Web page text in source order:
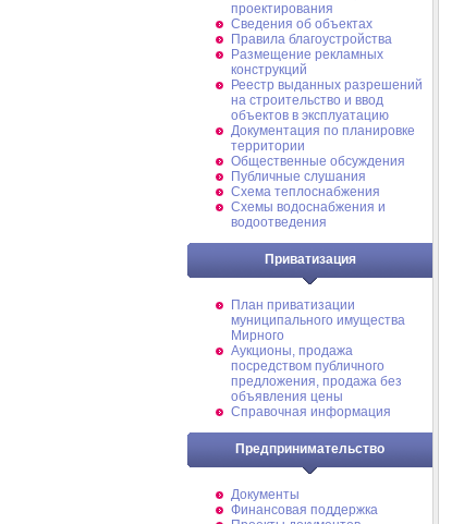
проектирования
Сведения об объектах
Правила благоустройства
Размещение рекламных
конструкций
Реестр выданных разрешений
на строительство и ввод
объектов в эксплуатацию
Документация по планировке
территории
Общественные обсуждения
Публичные слушания
Схема теплоснабжения
Схемы водоснабжения и
водоотведения
Приватизация
План приватизации
муниципального имущества
Мирного
Аукционы, продажа
посредством публичного
предложения, продажа без
объявления цены
Справочная информация
Предпринимательство
Документы
Финансовая поддержка